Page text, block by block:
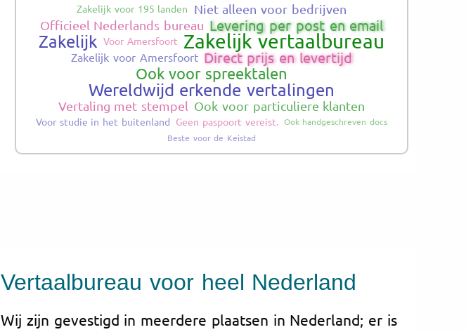
Zakelijk voor 195 landen
Niet alleen voor bedrijven
Officieel Nederlands bureau Levering per post en email
Zakelijk Voor Amersfoort Zakelijk vertaalbureau
Zakelijk voor Amersfoort Direct prijs en levertijd
Ook voor spreektalen
Wereldwijd erkende vertalingen
Vertaling met stempel Ook voor particuliere klanten
Voor studie in het buitenland Geen paspoort vereist. Ook handgeschreven docs
Beste voor de Keistad
Vertaalbureau voor heel Nederland
Wij zijn gevestigd in meerdere plaatsen in Nederland; er is